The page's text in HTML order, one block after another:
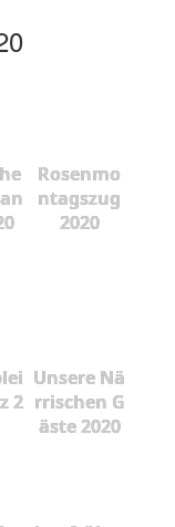
Rosenmo
ntagszug
2020
2
Unsere Nä
rrischen G
äste 2020